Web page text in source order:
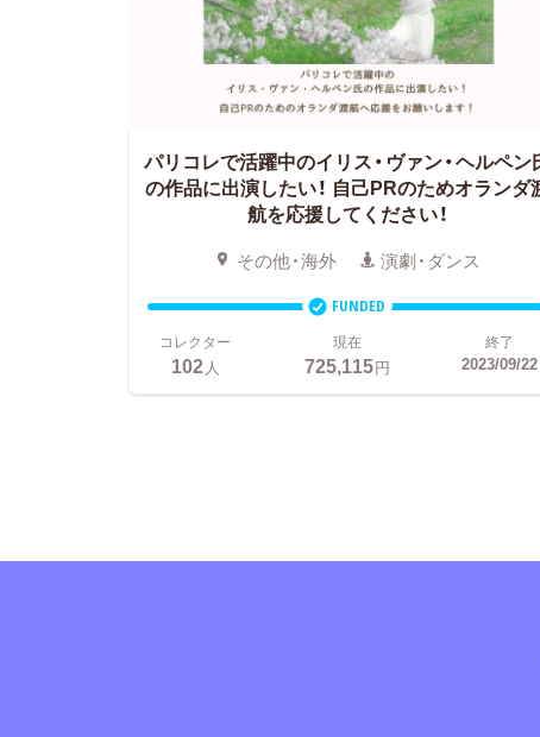
パリコレで活躍中のイリス・ヴァン・ヘルペン
の作品に出演したい！ 自己PRのためオランダ
航を応援してください！
その他・海外 演劇・ダンス
FUNDED
コレクター
102人
現在
725,115円
終了
2023/09/22